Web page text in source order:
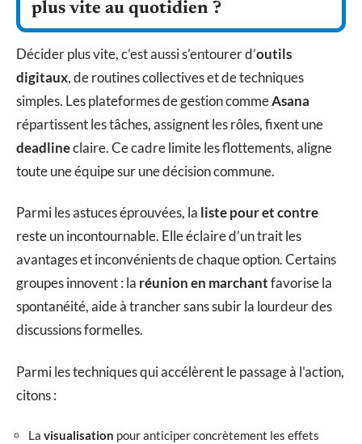
plus vite au quotidien ?
Décider plus vite, c’est aussi s’entourer d’outils
digitaux, de routines collectives et de techniques
simples. Les plateformes de gestion commeAsana
répartissent les tâches, assignent les rôles, fixent une
deadlineclaire. Ce cadre limite les flottements, aligne
toute une équipe sur une décision commune.
Parmi les astuces éprouvées, la liste pour et contre
reste un incontournable. Elle éclaire d’un trait les
avantages et inconvénients de chaque option. Certains
groupes innovent : la réunion en marchantfavorise la
spontanéité, aide à trancher sans subir la lourdeur des
discussions formelles.
Parmi les techniques qui accélèrent le passage à l’action,
citons :
La visualisation pour anticiper concrètement les effets